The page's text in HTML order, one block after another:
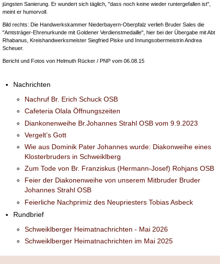
jüngsten Sanierung. Er wundert sich täglich, "dass noch keine wieder runtergefallen ist",
meint er humorvoll.
Bild rechts: Die Handwerkskammer Niederbayern-Oberpfalz verlieh Bruder Sales die
"Amtsträger-Ehrenurkunde mit Goldener Verdienstmedaille", hier bei der Übergabe mit Abt
Rhabanus, Kreishandwerksmeister Siegfried Piske und Innungsobermeistrin Andrea
Scheuer.
Bericht und Fotos von Helmuth Rücker / PNP vom 06.08.15
Nachrichten
Nachruf Br. Erich Schuck OSB
Cafeteria Olala Öffnungszeiten
Diankonenweihe Br.Johannes Strahl OSB vom 9.9.2023
Vergelt’s Gott
Wie aus Dominik Pater Johannes wurde: Diakonweihe eines
Klosterbruders in Schweiklberg
Zum Tode von Br. Franziskus (Hermann-Josef) Rohjans OSB
Feier der Diakonenweihe von unserem Mitbruder Bruder
Johannes Strahl OSB
Feierliche Nachprimiz des Neupriesters Tobias Asbeck
Rundbrief
Schweiklberger Heimatnachrichten - Mai 2026
Schweiklberger Heimatnachrichten im Mai 2025